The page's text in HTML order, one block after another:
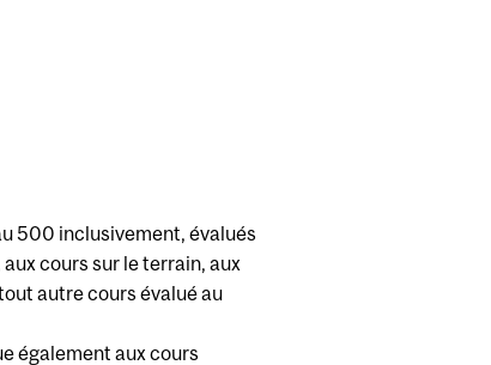
500 inclusivement, évalués
cours sur le terrain, aux
autre cours évalué au
également aux cours